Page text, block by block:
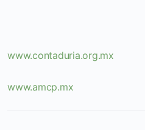
www.contaduria.org.mx
www.amcp.mx